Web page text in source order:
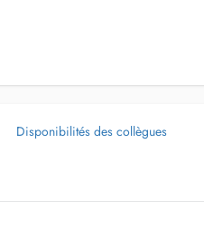
Disponibilités des collègues